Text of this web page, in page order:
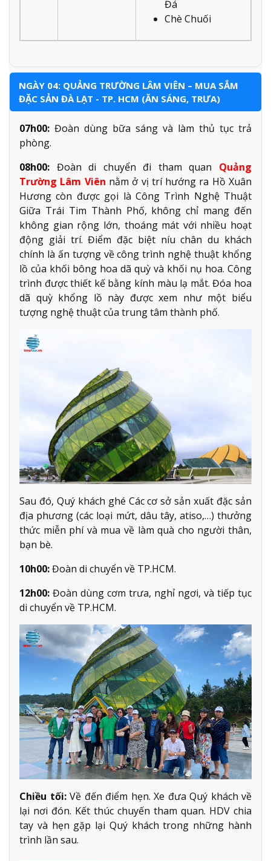
Đá
Chè Chuối
NGÀY 04: QUẢNG TRƯỜNG LÂM VIÊN – MUA SẮM
ĐẶC SẢN ĐÀ LẠT - TP. HCM (ĂN SÁNG, TRƯA)
07h00: Đoàn dùng bữa sáng và làm thủ tục trả
phòng.
08h00: Đoàn di chuyển đi tham quan
Quảng
Trường Lâm Viên nằm ở vị trí hướng ra Hồ Xuân
Hương còn được gọi là Công Trình Nghệ Thuật
Giữa Trái Tim Thành Phố, không chỉ mang đến
không gian rộng lớn, thoáng mát với nhiều hoạt
động giải trí. Điểm đặc biệt níu chân du khách
chính là ấn tượng về công trình nghệ thuật khổng
lồ của khối bông hoa dã quỳ và khối nụ hoa. Công
trình được thiết kế bằng kính màu lạ mắt. Đóa hoa
dã quỳ khổng lồ này được xem như một biểu
tượng nghệ thuật của trung tâm thành phố.
Sau đó, Quý khách ghé Các cơ sở sản xuất đặc sản
địa phương (các loại mứt, dâu tây, atiso,…) thưởng
thức miễn phí và mua về làm quà cho người thân,
bạn bè.
10h00:Đoàn di chuyển về TP.HCM.
12h00: Đoàn dùng cơm trưa, nghỉ ngơi, và tiếp tục
di chuyển về TP.HCM.
Chiều tối: Về đến điểm hẹn. Xe đưa Quý khách về
lại nơi đón. Kết thúc chuyến tham quan. HDV chia
tay và hẹn gặp lại Quý khách trong những hành
trình lần sau.